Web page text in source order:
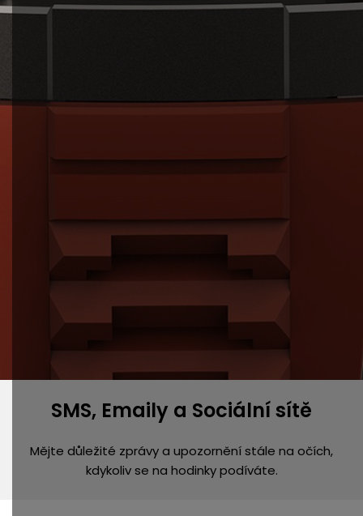
SMS, Emaily a Sociální sítě
Mějte důležité zprávy a upozornění stále na očích,
kdykoliv se na hodinky podíváte.